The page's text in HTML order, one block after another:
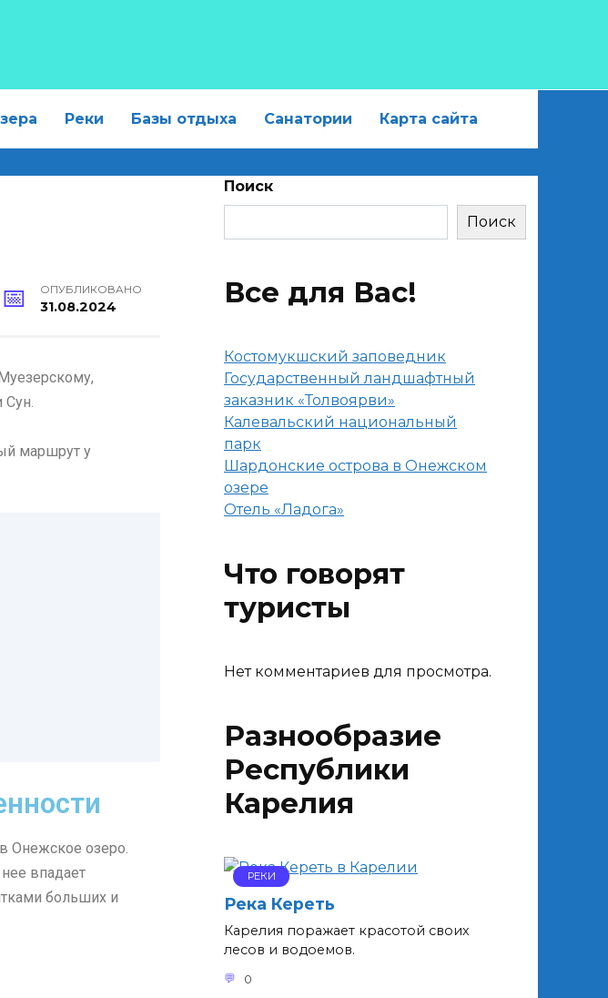
Реки Базы отдыха Санатории Карта сайта
ОПУБЛИКОВАНО
31.08.2024
Сун.
маршрут у
Онежское озеро.
впадает
больших и
Поиск
Поиск
Все для Вас!
Костомукшский заповедник
Государственный ландшафтный
заказник «Толвоярви»
Калевальский национальный
парк
Шардонские острова в Онежском
озере
Отель «Ладога»
Что говорят
туристы
Нет комментариев для просмотра.
Разнообразие
Республики
Карелия
РЕКИ
Река Кереть
Карелия поражает красотой своих
лесов и водоемов.
0